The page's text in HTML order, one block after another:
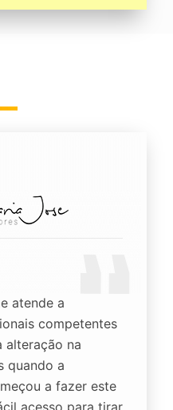
atende a
competentes
alteração na
quando a
a fazer este
acesso para tirar